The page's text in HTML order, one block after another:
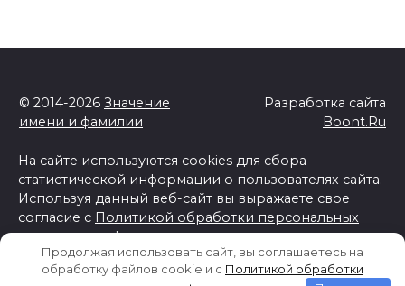
© 2014-2026 Значение
имени и фамилии
Разработка сайта
Boont.Ru
На сайте используются cookies для сбора
статистической информации о пользователях сайта.
Используя данный веб-сайт вы выражаете свое
согласие с Политикой обработки персональных
данных и конфиденциальности
Отказ от ответственности
Продолжая использовать сайт, вы соглашаетесь на
обработку файлов cookie и c Политикой обработки